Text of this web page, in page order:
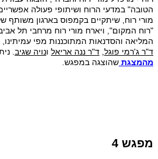
הטובה" במדעי הרוח ושיתופי פעולה
מורי רוח, שיתקיים בקמפוס בארגון משותף
"רוח המקום", ויארח מורי רוח מרחבי תל
המליאה והסדנאות המתוכננות מפי עמיתינו,
ד"ר ג'רמי פוגל ד"ר ננה אריאל ונויה שגיב .
מהמצגת שהוצגה במפגש.
מפגש 4